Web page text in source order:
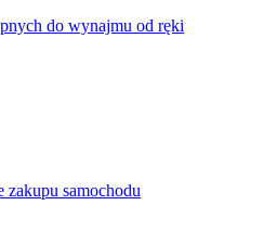
do wynajmu od ręki
zakupu samochodu